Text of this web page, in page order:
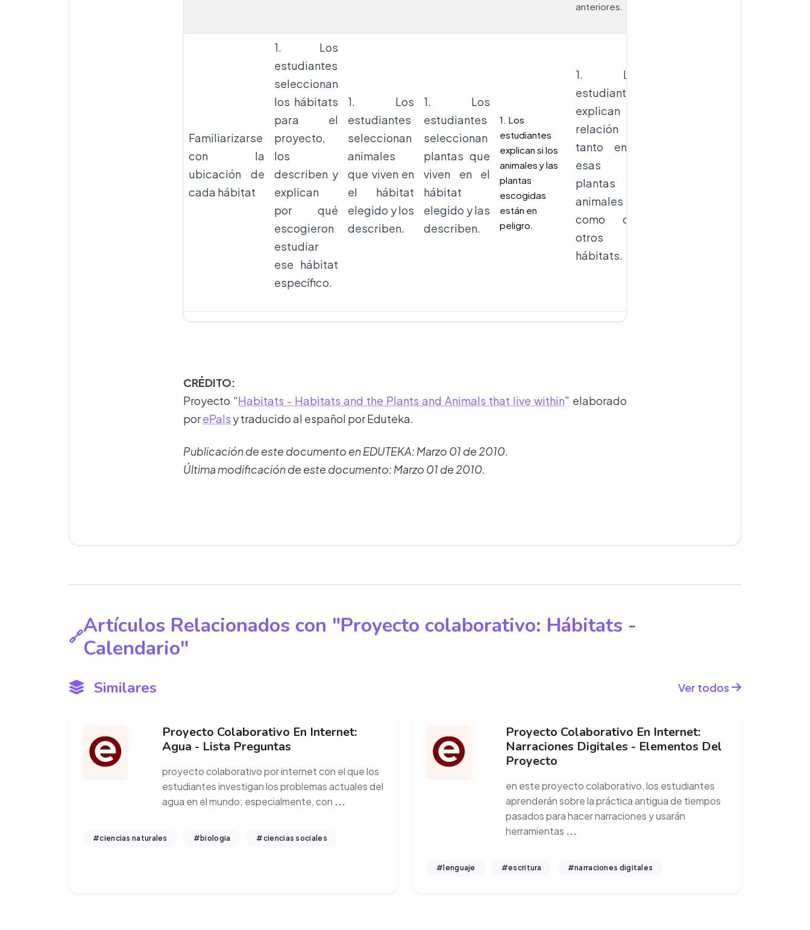
anteriores.
Familiarizarse
con la
ubicación de
cada hábitat
1. Los
estudiantes
seleccionan
los hábitats
para el
proyecto,
los
describen y
explican
por qué
escogieron
estudiar
ese hábitat
específico.
1. Los
estudiantes
seleccionan
animales
que viven en
el hábitat
elegido y los
describen.
1. Los
estudiantes
seleccionan
plantas que
viven en el
hábitat
elegido y las
describen.
1. Los
estudiantes
explican si los
animales y las
plantas
escogidas
están en
peligro.
1. Los
estudiantes
explican la
relación
tanto entre
esas
plantas y
animales
como con
otros
hábitats.
CRÉDITO:
Proyecto “Habitats - Habitats and the Plants and Animals that live within” elaborado
porePals y traducido al español por Eduteka.
Publicación de este documento en EDUTEKA: Marzo 01 de 2010.
Última modificación de este documento: Marzo 01 de 2010.
Artículos Relacionados con "Proyecto colaborativo: Hábitats -
Calendario"
Similares Ver todos
Proyecto Colaborativo En Internet:
Agua - Lista Preguntas
proyecto colaborativo por internet con el que los
estudiantes investigan los problemas actuales del
agua en el mundo; especialmente, con ...
#ciencias naturales #biologia #ciencias sociales
Proyecto Colaborativo En Internet:
Narraciones Digitales - Elementos Del
Proyecto
en este proyecto colaborativo, los estudiantes
aprenderán sobre la práctica antigua de tiempos
pasados para hacer narraciones y usarán
herramientas ...
#lenguaje #escritura #narraciones digitales